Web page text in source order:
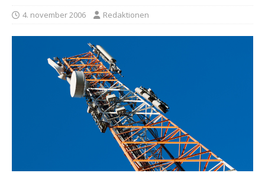
4. november 2006 Redaktionen